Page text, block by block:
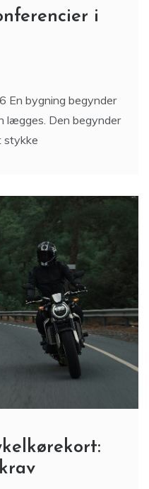
i
En bygning begynder
lægges. Den begynder
stykke